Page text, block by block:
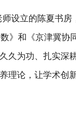
设立的陈夏书房
》和《京津冀协
久为功、扎实深
理论，让学术创